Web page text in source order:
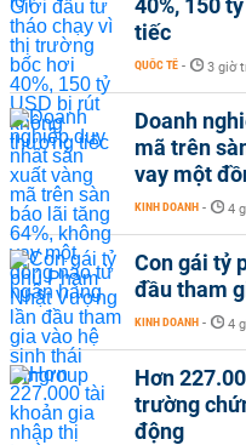
40%, 150
tiếc
QUỐC TẾ - 3 giờ
Doanh
mã trên
vay một
KINH DOANH - 4
Con gái tỷ
đầu tham
KINH DOANH - 4
Hơn
trường
động